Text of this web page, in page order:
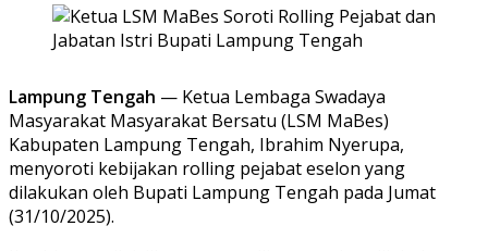
Lampung Tengah — Ketua Lembaga Swadaya
Masyarakat Masyarakat Bersatu (LSM MaBes)
Kabupaten Lampung Tengah, Ibrahim Nyerupa,
menyoroti kebijakan rolling pejabat eselon yang
dilakukan oleh Bupati Lampung Tengah pada Jumat
(31/10/2025).